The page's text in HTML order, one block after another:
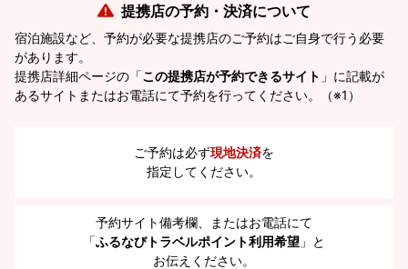
提携店の予約・決済について
宿泊施設など、予約が必要な提携店のご予約はご自身で行う必要
があります。
提携店詳細ページの「この提携店が予約できるサイト 」に記載が
あるサイトまたはお電話にて予約を行ってください。（※1）
ご予約は必ず現地決済を
指定してください。
予約サイト備考欄、またはお電話にて
「ふるなびトラベルポイント利用希望 」と
お伝えください。